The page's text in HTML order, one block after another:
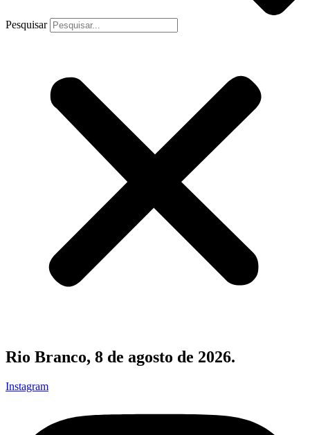
Pesquisar
Rio Branco, 8 de agosto de 2026.
Instagram